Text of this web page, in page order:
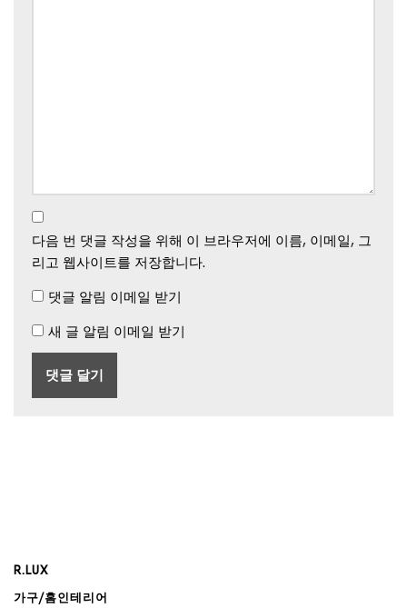
다음 번 댓글 작성을 위해 이 브라우저에 이름, 이메일, 그
리고 웹사이트를 저장합니다.
댓글 알림 이메일 받기
새 글 알림 이메일 받기
R.LUX
가구/홈인테리어